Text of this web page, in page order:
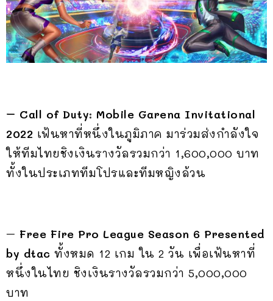
– Call of Duty: Mobile Garena Invitational
2022 เฟ้นหาที่หนึ่งในภูมิภาค มาร่วมส่งกำลังใจ
ให้ทีมไทยชิงเงินรางวัลรวมกว่า 1,600,000 บาท
ทั้งในประเภททีมโปรและทีมหญิงล้วน
– Free Fire Pro League Season 6 Presented
by dtac ทั้งหมด 12 เกม ใน 2 วัน เพื่อเฟ้นหาที่
หนึ่งในไทย ชิงเงินรางวัลรวมกว่า 5,000,000
บาท